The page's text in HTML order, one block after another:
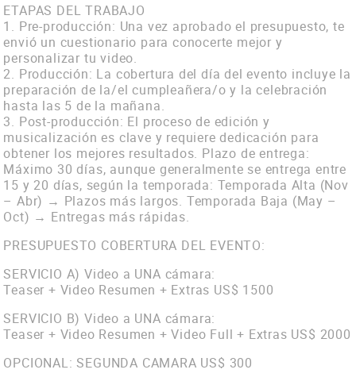
ETAPAS DEL TRABAJO
1. Pre-producción: Una vez aprobado el presupuesto, te
envió un cuestionario para conocerte mejor y
personalizar tu video.
2. Producción: La cobertura del día del evento incluye la
preparación de la/el cumpleañera/o y la celebración
hasta las 5 de la mañana.
3. Post-producción: El proceso de edición y
musicalización es clave y requiere dedicación para
obtener los mejores resultados. Plazo de entrega:
Máximo 30 días, aunque generalmente se entrega entre
15 y 20 días, según la temporada: Temporada Alta (Nov
– Abr) → Plazos más largos. Temporada Baja (May –
Oct) → Entregas más rápidas.
PRESUPUESTO COBERTURA DEL EVENTO:
SERVICIO A) Video a UNA cámara:
Teaser + Video Resumen + Extras US$ 1500
SERVICIO B) Video a UNA cámara:
Teaser + Video Resumen + Video Full + Extras US$ 2000
OPCIONAL: SEGUNDA CAMARA US$ 300